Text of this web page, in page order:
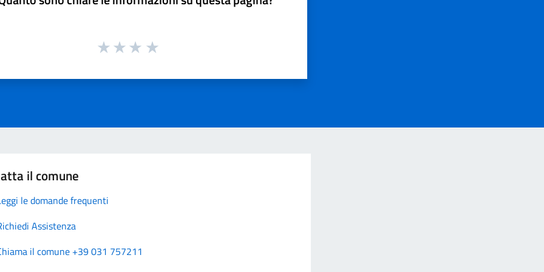
il comune
le domande frequenti
Assistenza
il comune +39 031 757211